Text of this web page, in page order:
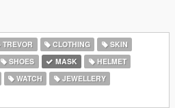
TREVOR CLOTHING
SKIN
SHOES MASK
HELMET
WATCH
JEWELLERY